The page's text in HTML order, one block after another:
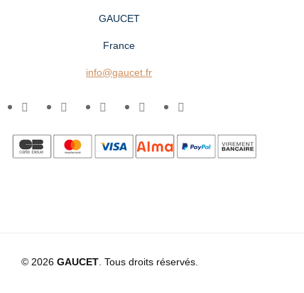
GAUCET
France
info@gaucet.fr
© 2026 GAUCET . Tous droits réservés.